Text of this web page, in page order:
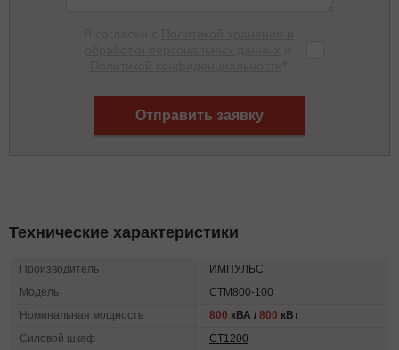
Отправить заявку
Технические характеристики
Производитель
ИМПУЛЬС
Модель
СТМ800-100
Номинальная мощность
800 кВА / 800 кВт
Силовой шкаф
СТ1200